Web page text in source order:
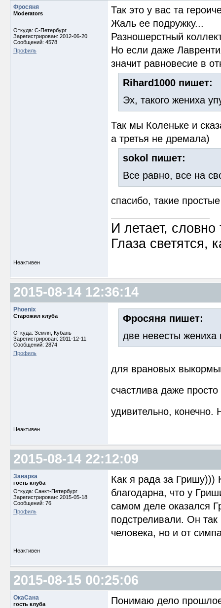
Фросяня
Moderators
Откуда: С-Петербург
Зарегистрирован: 2012-06-20
Сообщений: 4578
Профиль
Так это у вас та
Жаль ее подружку...
Разношерстный
Но если даже
значит равновесие в
Rihard1000 пишет:
Эх, такого жениха
Так мы Коленьке и
а третья не дремала)
sokol пишет:
Все равно, все на
спасибо, такие
И летает, словно
Глаза светятся,
Неактивен
2015-08-14 12:36:14
Phoenix
Старожил клуба
Откуда: Земля, Кубань
Зарегистрирован: 2011-12-11
Сообщений: 2874
Профиль
Фросяня пишет:
две невесты жениха
для врановых
счастлива даже
удивительно,
Неактивен
2015-08-14 22:12:09
Заварка
гость клуба
Откуда: Санкт-Петербург
Зарегистрирован: 2015-05-18
Сообщений: 76
Профиль
Как я рада за Гришу)))
благодарна, что у
самом деле оказался
подстреливали. Он
человека, но и от
Неактивен
2015-08-15 00:25:06
ОкаСана
гость клуба
Понимаю дело